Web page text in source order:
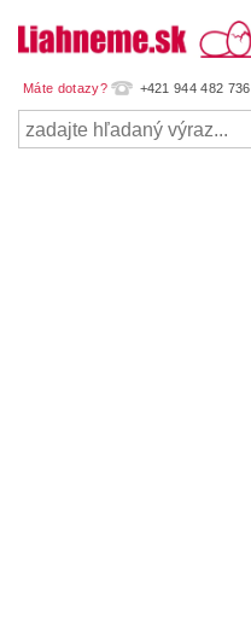
+421 944 482 736